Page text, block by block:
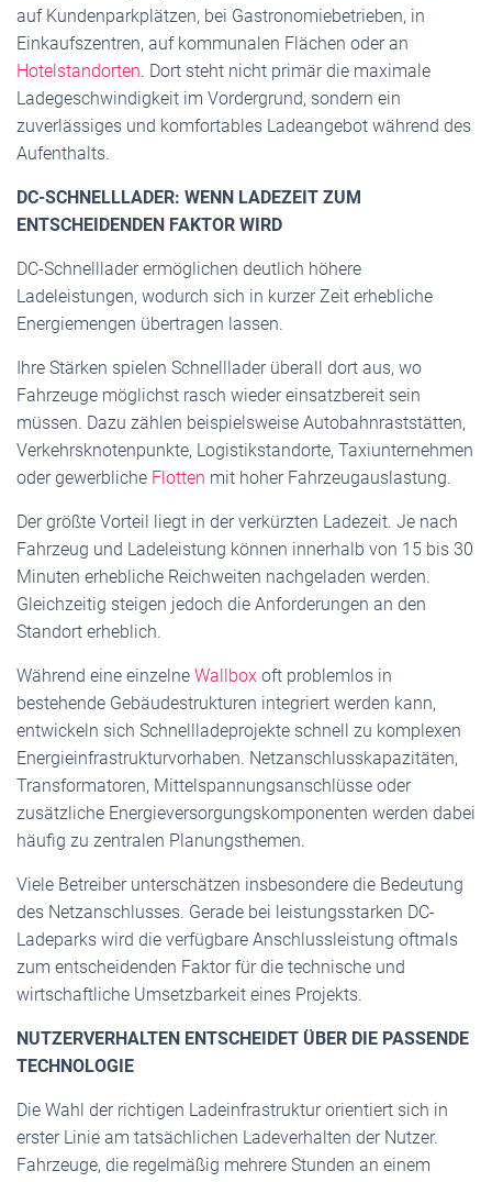
auf Kundenparkplätzen, bei Gastronomiebetrieben, in
Einkaufszentren, auf kommunalen Flächen oder an
Hotelstandorten. Dort steht nicht primär die maximale
Ladegeschwindigkeit im Vordergrund, sondern ein
zuverlässiges und komfortables Ladeangebot während des
Aufenthalts.
DC-SCHNELLLADER: WENN LADEZEIT ZUM
ENTSCHEIDENDEN FAKTOR WIRD
DC-Schnelllader ermöglichen deutlich höhere
Ladeleistungen, wodurch sich in kurzer Zeit erhebliche
Energiemengen übertragen lassen.
Ihre Stärken spielen Schnelllader überall dort aus, wo
Fahrzeuge möglichst rasch wieder einsatzbereit sein
müssen. Dazu zählen beispielsweise Autobahnraststätten,
Verkehrsknotenpunkte, Logistikstandorte, Taxiunternehmen
oder gewerbliche Flotten mit hoher Fahrzeugauslastung.
Der größte Vorteil liegt in der verkürzten Ladezeit. Je nach
Fahrzeug und Ladeleistung können innerhalb von 15 bis 30
Minuten erhebliche Reichweiten nachgeladen werden.
Gleichzeitig steigen jedoch die Anforderungen an den
Standort erheblich.
Während eine einzelne Wallbox oft problemlos in
bestehende Gebäudestrukturen integriert werden kann,
entwickeln sich Schnellladeprojekte schnell zu komplexen
Energieinfrastrukturvorhaben. Netzanschlusskapazitäten,
Transformatoren, Mittelspannungsanschlüsse oder
zusätzliche Energieversorgungskomponenten werden dabei
häufig zu zentralen Planungsthemen.
Viele Betreiber unterschätzen insbesondere die Bedeutung
des Netzanschlusses. Gerade bei leistungsstarken DC-
Ladeparks wird die verfügbare Anschlussleistung oftmals
zum entscheidenden Faktor für die technische und
wirtschaftliche Umsetzbarkeit eines Projekts.
NUTZERVERHALTEN ENTSCHEIDET ÜBER DIE PASSENDE
TECHNOLOGIE
Die Wahl der richtigen Ladeinfrastruktur orientiert sich in
erster Linie am tatsächlichen Ladeverhalten der Nutzer.
Fahrzeuge, die regelmäßig mehrere Stunden an einem